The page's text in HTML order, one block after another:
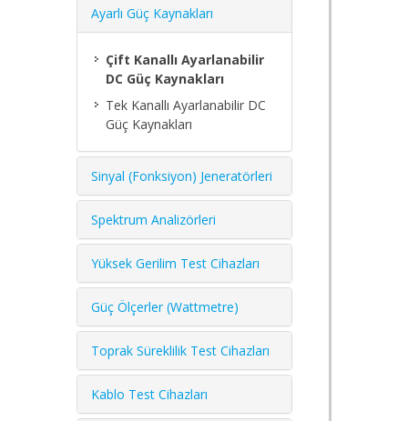
Ayarlı Güç Kaynakları
Çift Kanallı Ayarlanabilir
DC Güç Kaynakları
Tek Kanallı Ayarlanabilir DC
Güç Kaynakları
Sinyal (Fonksiyon) Jeneratörleri
Spektrum Analizörleri
Yüksek Gerilim Test Cihazları
Güç Ölçerler (Wattmetre)
Toprak Süreklilik Test Cihazları
Kablo Test Cihazları